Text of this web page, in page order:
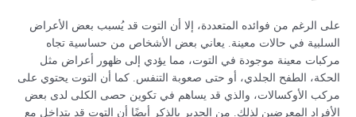
على الرغم من فوائده المتعددة، إلا أن التوت قد يُسبب بعض الأعراض
السلبية في حالات معينة. يعاني بعض الأشخاص من حساسية تجاه
مركبات معينة موجودة في التوت، مما يؤدي إلى ظهور أعراض مثل
الحكة، الطفح الجلدي، أو حتى صعوبة التنفس. كما أن التوت يحتوي على
مركب الأوكسالات، والذي قد يساهم في تكوين حصى الكلى لدى بعض
الأفراد المعرضين لذلك. من الجدير بالذكر أيضًا أن التوت قد يتداخل مع